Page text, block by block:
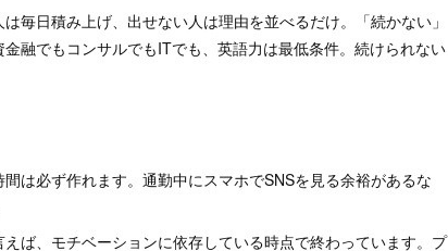
毎日積み上げ、出せない人は理由を並べるだけ。「続かない」
融でもコンサルでもITでも、英語力は最低条件。続けられない
は必ず作れます。通勤中にスマホでSNSを見る余裕があるな
ば、モチベーションに依存している時点で終わっています。プ